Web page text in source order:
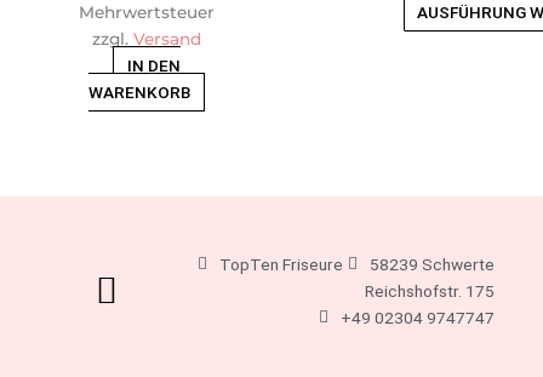
Mehrwertsteuer
zzgl. Versand
IN DEN
WARENKORB
AUSFÜHRUNG
TopTen Friseure
58239 Schwerte
Reichshofstr. 175
+49 02304 9747747